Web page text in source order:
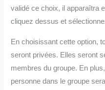
validé ce choix, il apparaîtra
cliquez dessus et
En choisissant cette option,
seront privées. Elles seront
membres du groupe. En plus,
personne dans le groupe